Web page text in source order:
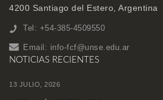
4200 Santiago del Estero, Argentina
Tel: +54-385-4509550
Email: info-fcf@unse.edu.ar
NOTICIAS RECIENTES
13 JULIO, 2026